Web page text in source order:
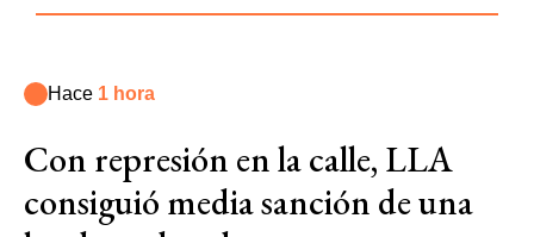
Hace 1 hora
Con represión en la calle, LLA
consiguió media sanción de una